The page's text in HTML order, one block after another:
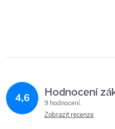
4,6 Hodnocení
9 hodnocení
Zobrazit recenze